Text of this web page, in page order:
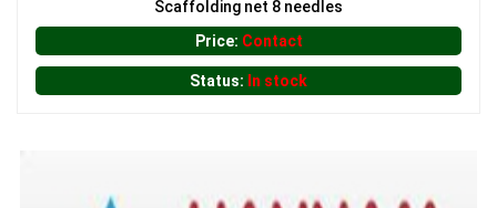
LƯỚI CHẮN NẮNG
Scaffolding net 8 needles
Price: Contact
Status: In stock